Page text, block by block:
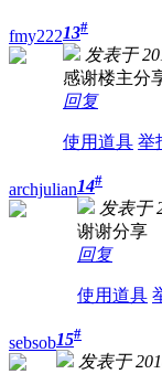
fmy22213#
发表于
感谢楼主分
回复
使用道具 举
archjulian14#
发表于
谢谢分享
回复
使用道具
sebsob15#
发表于